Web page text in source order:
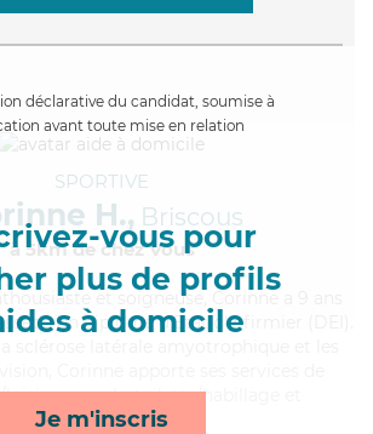
déclarative du candidat, soumise à
avant toute mise en relation
vous pour
plus de profils
à domicile
Je m'inscris
SPORTIVE
H., Briscous
à 5km de chez Vous
et soigneuse, Corinne a 9 ans
un diplôme d'Etat d'infirmier (DEI).
loisirs, rappels, toilette/habillage et
lessive/repassage*